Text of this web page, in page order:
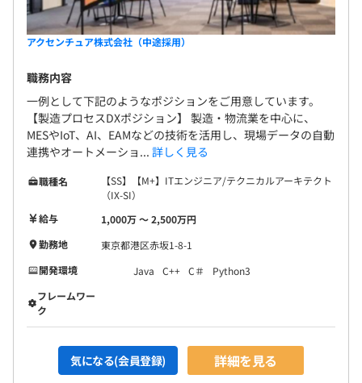
アクセンチュア株式会社（中途採用）
職務内容
一例として下記のようなポジションをご用意しています。
【製造プロセスDXポジション】 製造・物流業を中心に、
MESやIoT、AI、EAMなどの技術を活用し、現場データの自動
連携やオートメーショ... 詳しく見る
職種名
【SS】【M+】ITエンジニア/テクニカルアーキテクト
（IX-SI）
給与
1,000万 〜 2,500万円
勤務地
東京都港区赤坂1-8-1
開発環境
Java C++ C＃
Python3
フレームワー
ク
気になる(会員登録) 詳細を見る